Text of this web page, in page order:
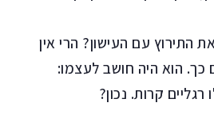
עם העישון? הרי אין
הוא היה חושב לעצמו:
קרות. נכון?